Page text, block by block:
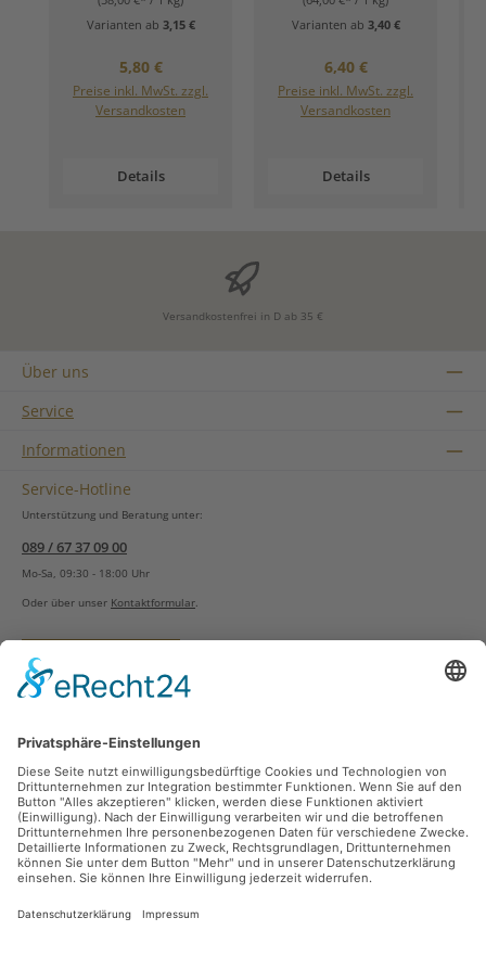
Varianten ab 3,15 €
Regulärer Preis:
5,80 €
Preise inkl. MwSt. zzgl.
Versandkosten
Details
Varianten ab 3,40 €
Regulärer Preis:
6,40 €
Preise inkl. MwSt. zzgl.
Versandkosten
Details
Versandkostenfrei in D ab 35 €
Über uns
Service
Informationen
Service-Hotline
Unterstützung und Beratung unter:
089 / 67 37 09 00
Mo-Sa, 09:30 - 18:00 Uhr
Oder über unser Kontaktformular.
Vertrag widerrufen
Zahlungsarten
Sicher Einkaufen
Ladengeschäft
Newsletter